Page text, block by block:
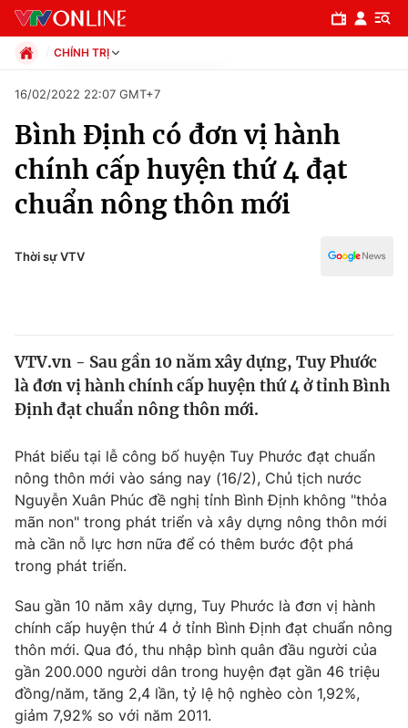
Chuyên mục
Chính trị
Thế giới
Thế giới đó đây
Câu chuyện quốc tế
Kinh tế
Tài chính
Thị trường
Góc doanh nghiệp
Dữ liệu và đời sống
Truyền hình
Hậu trường
Nhân vật
Khán giả
Giải trí
Điện ảnh
Âm nhạc
Sao
Đời sống
Du lịch
Giáo dục
CHÍNH TRỊ
Xã hội
Pháp luật
Kinh tế
Thể thao
Truyền hình
Văn hóa - Giải trí
16/02/2022 22:07 GMT+7
Bình Định có đơn vị hành
chính cấp huyện thứ 4 đạt
chuẩn nông thôn mới
Thời sự VTV
VTV.vn - Sau gần 10 năm xây dựng, Tuy Phước
là đơn vị hành chính cấp huyện thứ 4 ở tỉnh Bình
Định đạt chuẩn nông thôn mới.
Phát biểu tại lễ công bố huyện Tuy Phước đạt chuẩn
nông thôn mới vào sáng nay (16/2), Chủ tịch nước
Nguyễn Xuân Phúc đề nghị tỉnh Bình Định không "thỏa
mãn non" trong phát triển và xây dựng nông thôn mới
mà cần nỗ lực hơn nữa để có thêm bước đột phá
trong phát triển.
Sau gần 10 năm xây dựng, Tuy Phước là đơn vị hành
chính cấp huyện thứ 4 ở tỉnh Bình Định đạt chuẩn nông
thôn mới. Qua đó, thu nhập bình quân đầu người của
gần 200.000 người dân trong huyện đạt gần 46 triệu
đồng/năm, tăng 2,4 lần, tỷ lệ hộ nghèo còn 1,92%,
giảm 7,92% so với năm 2011.